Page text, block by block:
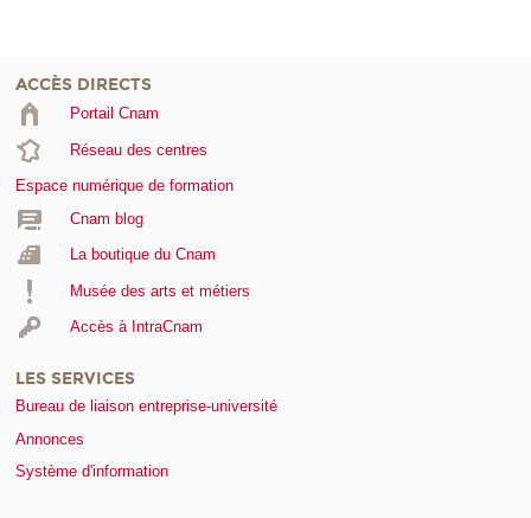
ACCÈS DIRECTS
Portail Cnam
Réseau des centres
Espace numérique de formation
Cnam blog
La boutique du Cnam
Musée des arts et métiers
Accès à IntraCnam
LES SERVICES
Bureau de liaison entreprise-université
Annonces
Système d'information